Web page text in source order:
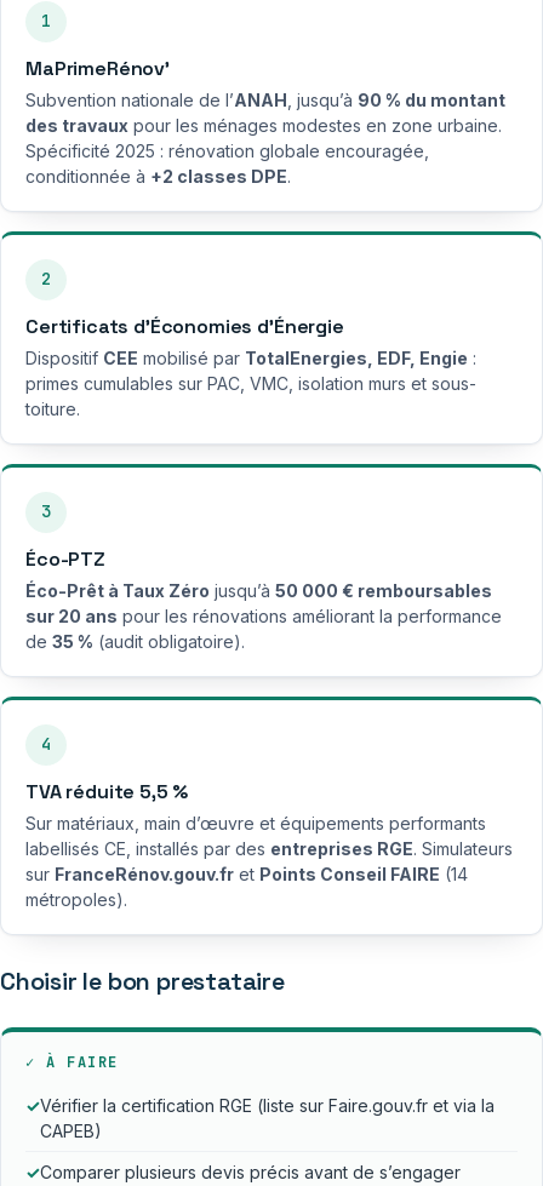
1
MaPrimeRénov’
Subvention nationale de l’ANAH , jusqu’à 90 % du montant
des travaux pour les ménages modestes en zone urbaine.
Spécificité 2025 : rénovation globale encouragée,
conditionnée à +2 classes DPE.
2
Certificats d’Économies d’Énergie
Dispositif CEE mobilisé par TotalEnergies, EDF, Engie :
primes cumulables sur PAC, VMC, isolation murs et sous-
toiture.
3
Éco-PTZ
Éco-Prêt à Taux Zéro jusqu’à 50 000 € remboursables
sur 20 ans pour les rénovations améliorant la performance
de 35 % (audit obligatoire).
4
TVA réduite 5,5 %
Sur matériaux, main d’œuvre et équipements performants
labellisés CE, installés par des entreprises RGE. Simulateurs
sur FranceRénov.gouv.fr et Points Conseil FAIRE (14
métropoles).
Choisir le bon prestataire
✓ À FAIRE
✓Vérifier la certification RGE (liste sur Faire.gouv.fr et via la
CAPEB)
✓Comparer plusieurs devis précis avant de s’engager